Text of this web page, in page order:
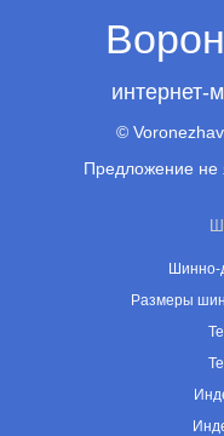
интернет-
©
Предложение не
Шинно-
Размеры